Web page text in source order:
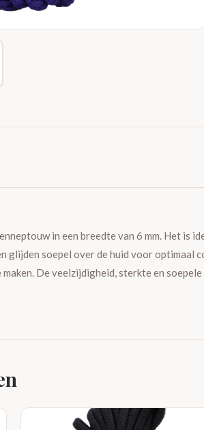
in een breedte van 6 mm. Het
glijden soepel over de huid voor
De veelzijdigheid, sterkte en